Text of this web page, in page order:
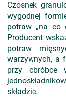
Czosnek
wygodnej
potraw „na co
Producent
potraw
warzywnych, a
przy obróbce
składzie.